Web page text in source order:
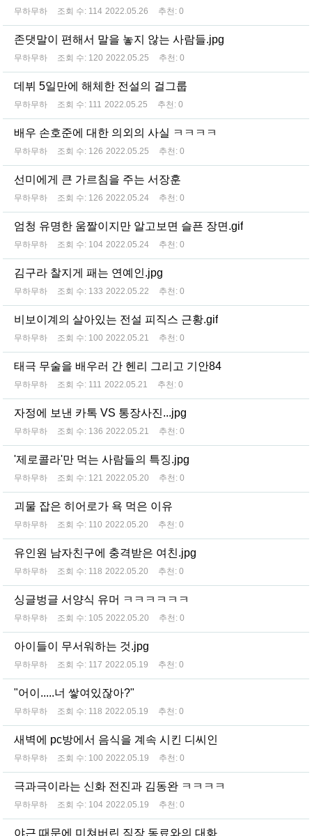
무하무하 조회 수: 114 2022.05.26 추천: 0
존댓말이 편해서 말을 놓지 않는 사람들.jpg
무하무하 조회 수: 120 2022.05.25 추천: 0
데뷔 5일만에 해체한 전설의 걸그룹
무하무하 조회 수: 111 2022.05.25 추천: 0
배우 손호준에 대한 의외의 사실 ㅋㅋㅋㅋ
무하무하 조회 수: 126 2022.05.25 추천: 0
선미에게 큰 가르침을 주는 서장훈
무하무하 조회 수: 126 2022.05.24 추천: 0
엄청 유명한 움짤이지만 알고보면 슬픈 장면.gif
무하무하 조회 수: 104 2022.05.24 추천: 0
김구라 찰지게 패는 연예인.jpg
무하무하 조회 수: 133 2022.05.22 추천: 0
비보이계의 살아있는 전설 피직스 근황.gif
무하무하 조회 수: 100 2022.05.21 추천: 0
태극 무술을 배우러 간 헨리 그리고 기안84
무하무하 조회 수: 111 2022.05.21 추천: 0
자정에 보낸 카톡 VS 통장사진...jpg
무하무하 조회 수: 136 2022.05.21 추천: 0
'제로콜라'만 먹는 사람들의 특징.jpg
무하무하 조회 수: 121 2022.05.20 추천: 0
괴물 잡은 히어로가 욕 먹은 이유
무하무하 조회 수: 110 2022.05.20 추천: 0
유인원 남자친구에 충격받은 여친.jpg
무하무하 조회 수: 118 2022.05.20 추천: 0
싱글벙글 서양식 유머 ㅋㅋㅋㅋㅋㅋ
무하무하 조회 수: 105 2022.05.20 추천: 0
아이들이 무서워하는 것.jpg
무하무하 조회 수: 117 2022.05.19 추천: 0
"어이.....너 쌓여있잖아?"
무하무하 조회 수: 118 2022.05.19 추천: 0
새벽에 pc방에서 음식을 계속 시킨 디씨인
무하무하 조회 수: 100 2022.05.19 추천: 0
극과극이라는 신화 전진과 김동완 ㅋㅋㅋㅋ
무하무하 조회 수: 104 2022.05.19 추천: 0
야근 때문에 미쳐버린 직장 동료와의 대화